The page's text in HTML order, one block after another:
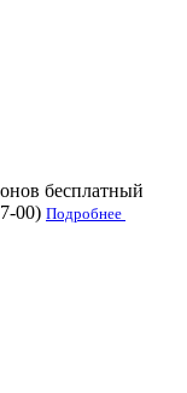
бесплатный
00) Подробнее